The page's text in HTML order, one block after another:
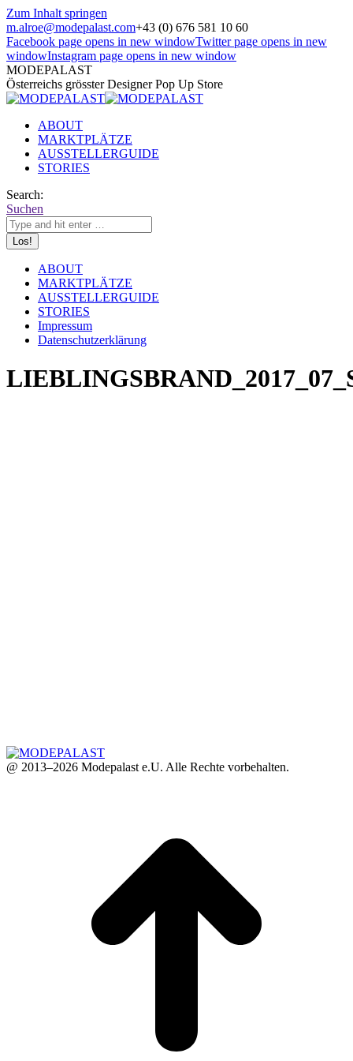
Zum Inhalt springen
m.alroe@modepalast.com+43 (0) 676 581 10 60
Facebook page opens in new windowTwitter page opens in new
windowInstagram page opens in new window
MODEPALAST
Österreichs grösster Designer Pop Up Store
ABOUT
MARKTPLÄTZE
AUSSTELLERGUIDE
STORIES
Search:
Suchen
ABOUT
MARKTPLÄTZE
AUSSTELLERGUIDE
STORIES
Impressum
Datenschutzerklärung
@ 2013–2026 Modepalast e.U. Alle Rechte vorbehalten.